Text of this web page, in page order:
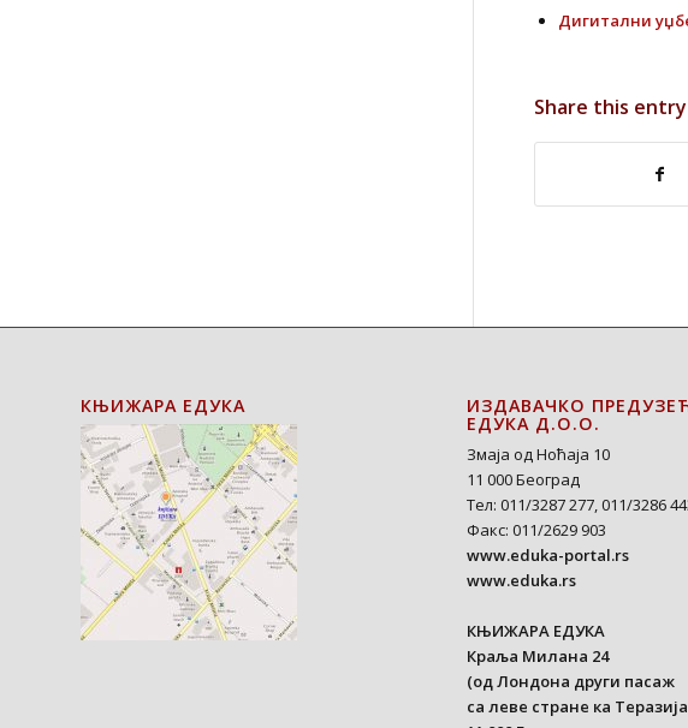
Дигитални
Share this entry
КЊИЖАРА ЕДУКА ИЗДАВАЧКО
ЕДУКА Д.О.О.
Змаја од Ноћаја 10
11 000 Београд
Тел: 011/3287 277, 011/3286
Факс: 011/2629 903
www.eduka-portal.rs
www.eduka.rs
КЊИЖАРА ЕДУКА
Краља Милана 24
(од Лондона други пасаж
са леве стране ка